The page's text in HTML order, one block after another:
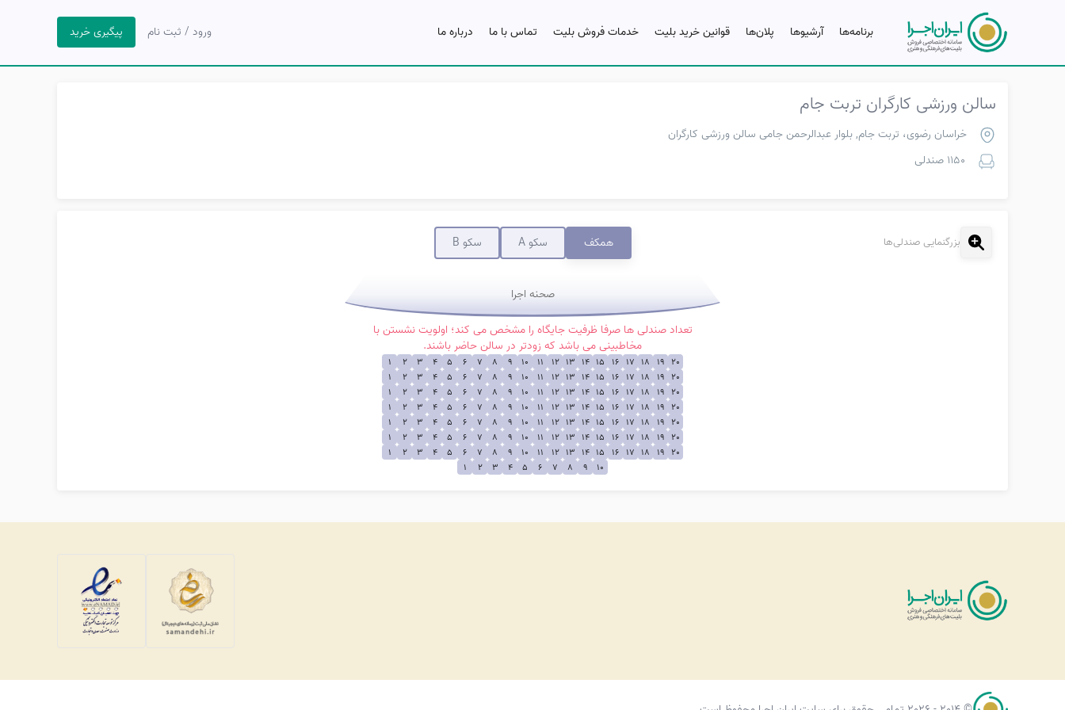
برنامه‌ها آرشیو‌ها پلان‌ها قوانین خرید بلیت خدمات فروش بلیت تماس با ما درباره ما ورود / ثبت نام پیگیری خرید
سالن ورزشی کارگران تربت جام
خراسان رضوی، تربت جام, بلوار عبدالرحمن جامی سالن ورزشی کارگران
1150 صندلی
بزرگنمایی صندلی‌ها همکف سکو A سکو B
صحنه اجرا
تعداد صندلی ها صرفا ظرفیت جایگاه را مشخص می کند؛ اولویت نشستن با
مخاطبینی می باشد که زودتر در سالن حاضر باشند.
20
19
18
17
16
15
14
13
12
11
10
9
8
7
6
5
4
3
2
1
20
19
18
17
16
15
14
13
12
11
10
9
8
7
6
5
4
3
2
1
20
19
18
17
16
15
14
13
12
11
10
9
8
7
6
5
4
3
2
1
20
19
18
17
16
15
14
13
12
11
10
9
8
7
6
5
4
3
2
1
20
19
18
17
16
15
14
13
12
11
10
9
8
7
6
5
4
3
2
1
20
19
18
17
16
15
14
13
12
11
10
9
8
7
6
5
4
3
2
1
20
19
18
17
16
15
14
13
12
11
10
9
8
7
6
5
4
3
2
1
10
9
8
7
6
5
4
3
2
1